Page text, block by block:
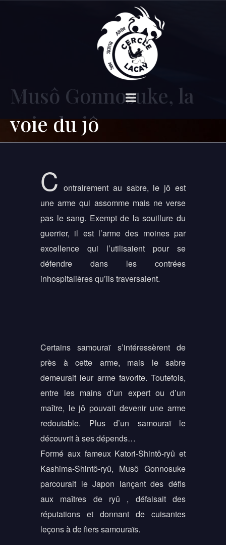
Musô Gonnosuke, la
voie du jô
C ontrairement au sabre, le jô est
une arme qui assomme mais ne verse
pas le sang. Exempt de la souillure du
guerrier, il est l’arme des moines par
excellence qui l’utilisaient pour se
défendre dans les contrées
inhospitalières qu’ils traversaient.
Certains samouraï s’intéressèrent de
près à cette arme, mais le sabre
demeurait leur arme favorite. Toutefois,
entre les mains d’un expert ou d’un
maître, le jô pouvait devenir une arme
redoutable. Plus d’un samouraï le
découvrit à ses dépends…
Formé aux fameux Katori-Shintô-ryû et
Kashima-Shintô-ryû, Musô Gonnosuke
parcourait le Japon lançant des défis
aux maîtres de ryû , défaisait des
réputations et donnant de cuisantes
leçons à de fiers samouraïs.